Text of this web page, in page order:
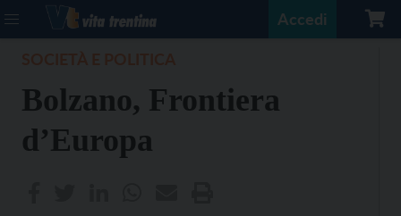
Accedi
Bolzano, Frontiera
d’Europa